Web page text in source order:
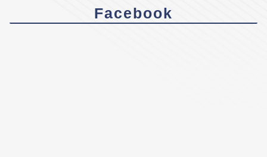
Facebook